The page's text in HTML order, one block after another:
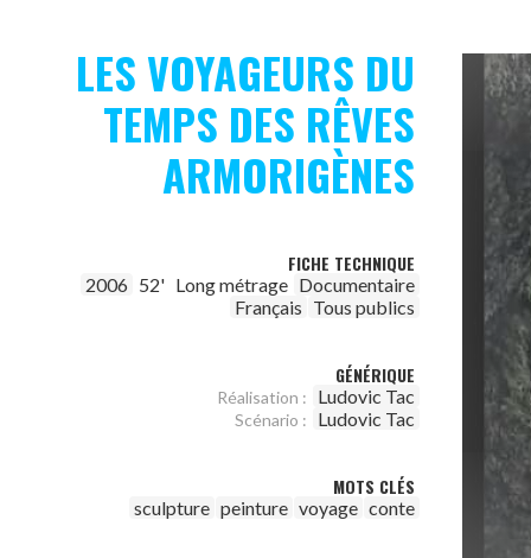
LES VOYAGEURS DU
TEMPS DES RÊVES
ARMORIGÈNES
FICHE TECHNIQUE
2006 52' Long métrage Documentaire
Français Tous publics
GÉNÉRIQUE
Réalisation : Ludovic Tac
Scénario : Ludovic Tac
MOTS CLÉS
sculpture peinture voyage conte